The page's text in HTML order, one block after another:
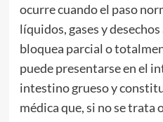
ocurre cuando el paso
líquidos, gases y
bloquea parcial o
puede presentarse en el
intestino grueso y
médica que, si no se